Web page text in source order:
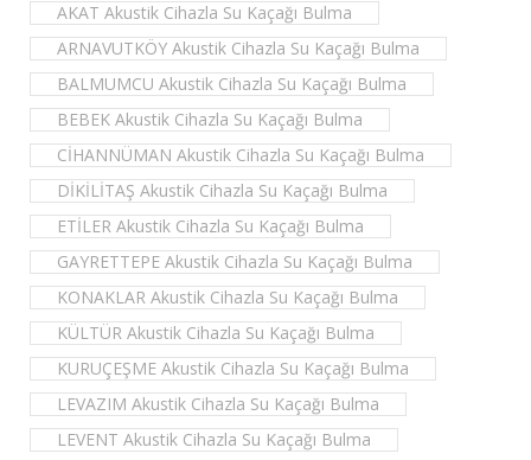
AKAT Akustik Cihazla Su Kaçağı Bulma
ARNAVUTKÖY Akustik Cihazla Su Kaçağı Bulma
BALMUMCU Akustik Cihazla Su Kaçağı Bulma
BEBEK Akustik Cihazla Su Kaçağı Bulma
CİHANNÜMAN Akustik Cihazla Su Kaçağı Bulma
DİKİLİTAŞ Akustik Cihazla Su Kaçağı Bulma
ETİLER Akustik Cihazla Su Kaçağı Bulma
GAYRETTEPE Akustik Cihazla Su Kaçağı Bulma
KONAKLAR Akustik Cihazla Su Kaçağı Bulma
KÜLTÜR Akustik Cihazla Su Kaçağı Bulma
KURUÇEŞME Akustik Cihazla Su Kaçağı Bulma
LEVAZIM Akustik Cihazla Su Kaçağı Bulma
LEVENT Akustik Cihazla Su Kaçağı Bulma